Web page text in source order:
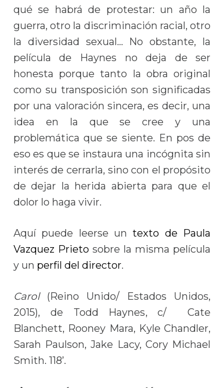
qué se habrá de protestar: un año la
guerra, otro la discriminación racial, otro
la diversidad sexual… No obstante, la
película de Haynes no deja de ser
honesta porque tanto la obra original
como su transposición son significadas
por una valoración sincera, es decir, una
idea en la que se cree y una
problemática que se siente. En pos de
eso es que se instaura una incógnita sin
interés de cerrarla, sino con el propósito
de dejar la herida abierta para que el
dolor lo haga vivir.
Aquí puede leerse untexto de Paula
Vazquez Prietosobre la misma película
y un perfil del director.
Carol(Reino Unido/ Estados Unidos,
2015), de Todd Haynes, c/ Cate
Blanchett, Rooney Mara, Kyle Chandler,
Sarah Paulson, Jake Lacy, Cory Michael
Smith. 118’.